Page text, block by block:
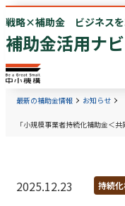
戦略×補助金 ビジネスを
補助金活用ナビ
最新の補助金情報 お知らせ
「小規模事業者持続化補助金＜
2025.12.23 持続